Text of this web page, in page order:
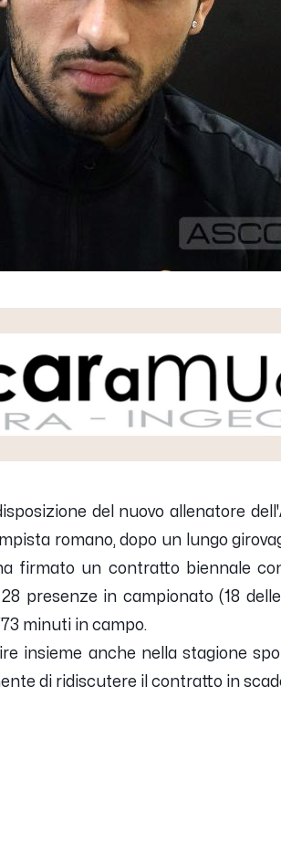
del nuovo allenatore
romano, dopo un lungo
firmato un contratto biennale
presenze in campionato (18
minuti in campo.
insieme anche nella stagione
di ridiscutere il contratto in